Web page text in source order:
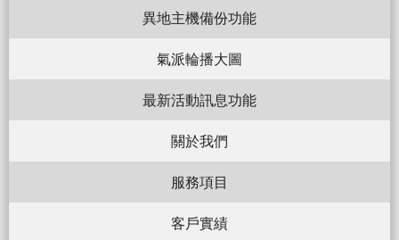
異地主機備份功能
氣派輪播大圖
最新活動訊息功能
關於我們
服務項目
客戶實績